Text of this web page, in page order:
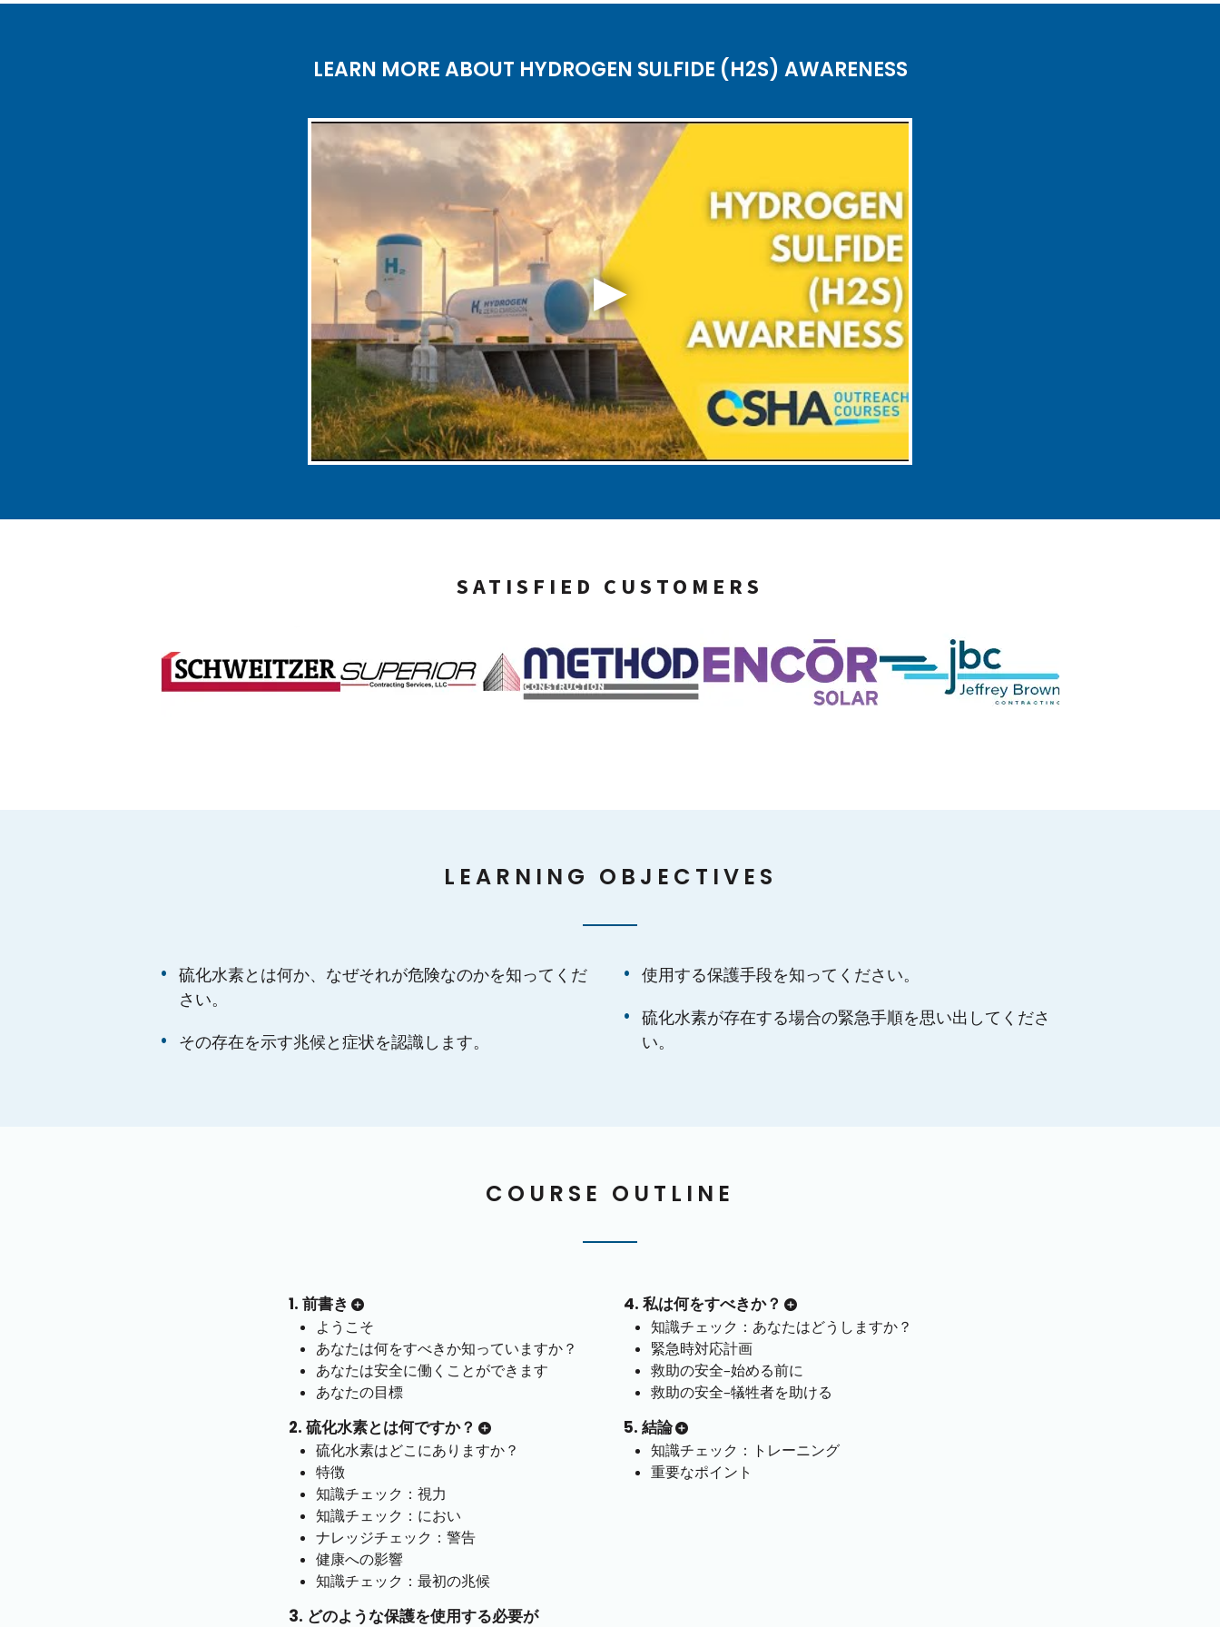
LEARN MORE ABOUT HYDROGEN SULFIDE (H2S) AWARENESS
SATISFIED CUSTOMERS
LEARNING OBJECTIVES
硫化水素とは何か、なぜそれが危険なのかを知ってくだ
さい。
その存在を示す兆候と症状を認識します。
使用する保護手段を知ってください。
硫化水素が存在する場合の緊急手順を思い出してくださ
い。
COURSE OUTLINE
1. 前書き
ようこそ
あなたは何をすべきか知っていますか？
あなたは安全に働くことができます
あなたの目標
2. 硫化水素とは何ですか？
硫化水素はどこにありますか？
特徴
知識チェック：視力
知識チェック：におい
ナレッジチェック：警告
健康への影響
知識チェック：最初の兆候
3. どのような保護を使用する必要が
4. 私は何をすべきか？
知識チェック：あなたはどうしますか？
緊急時対応計画
救助の安全–始める前に
救助の安全–犠牲者を助ける
5. 結論
知識チェック：トレーニング
重要なポイント